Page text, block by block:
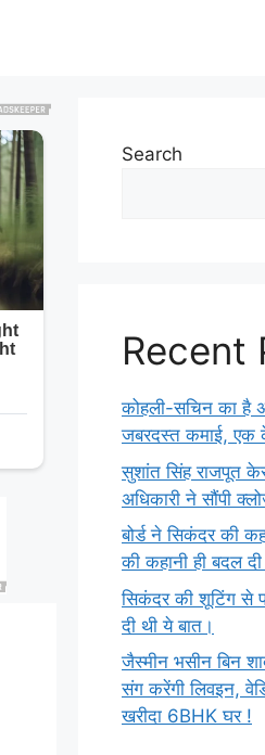
Search
Recent
कोहली-सचिन का है
जबरदस्त कमाई, एक
सुशांत सिंह राजपूत
अधिकारी ने सौंपी
बोर्ड ने सिकंदर की
की कहानी ही बदल
सिकंदर की शूटिंग से
दी थी ये बात।
जैस्मीन भसीन बिन
संग करेंगी लिवइन,
खरीदा 6BHK घर !